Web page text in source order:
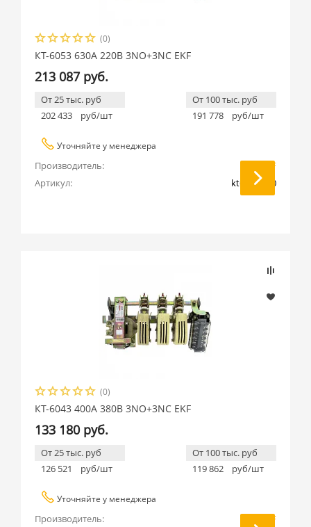
(0)
КТ-6053 630А 220В 3NO+3NC EKF
213 087 руб.
От 25 тыс. руб
202 433
руб/шт
От 100 тыс. руб
191 778
руб/шт
Уточняйте у менеджера
Производитель:
EKF
Артикул:
kt6053-220
(0)
КТ-6043 400А 380В 3NO+3NC EKF
133 180 руб.
От 25 тыс. руб
126 521
руб/шт
От 100 тыс. руб
119 862
руб/шт
Уточняйте у менеджера
Производитель:
EKF